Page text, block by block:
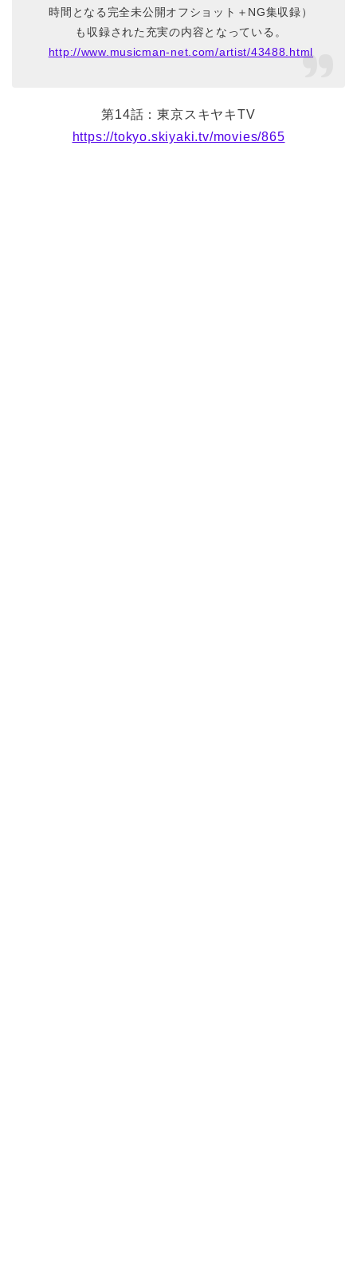
時間となる完全未公開オフショット＋NG集収録）
も収録された充実の内容となっている。
http://www.musicman-net.com/artist/43488.html
第14話：東京スキヤキTV
https://tokyo.skiyaki.tv/movies/865